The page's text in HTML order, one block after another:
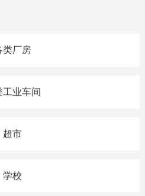
类厂房
工业车间
超市
学校